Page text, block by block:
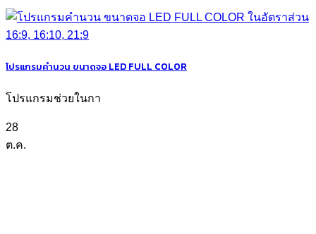
โปรแกรมคำนวน ขนาดจอ LED FULL COLOR
โปรแกรมช่วยในกา
28
ต.ค.